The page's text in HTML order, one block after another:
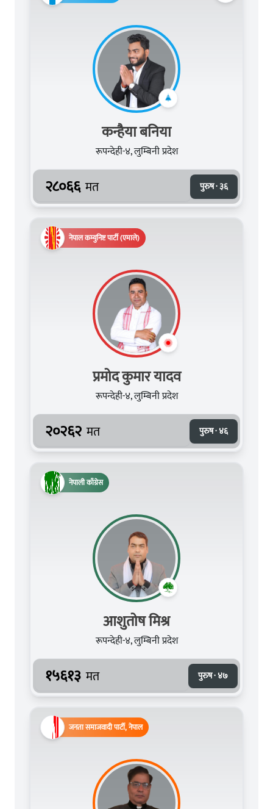
कन्हैया बनिया
रूपन्देही-४, लुम्बिनी प्रदेश
२८०६६ मत पुरुष · ३६
नेपाल कम्युनिष्ट पार्टी (एमाले)
प्रमोद कुमार यादव
रूपन्देही-४, लुम्बिनी प्रदेश
२०२६२ मत पुरुष · ४६
नेपाली काँग्रेस
आशुतोष मिश्र
रूपन्देही-४, लुम्बिनी प्रदेश
१५६१३ मत पुरुष · ४७
जनता समाजवादी पार्टी, नेपाल